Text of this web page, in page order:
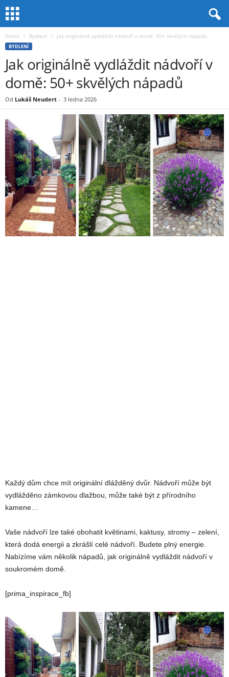
Domů Bydlení Jak originálně vydláždit nádvoří v domě: 50+ skvělých nápadů
BYDLENÍ
Jak originálně vydláždit nádvoří v
domě: 50+ skvělých nápadů
Od Lukáš Neudert - 3 ledna 2026
Každý dům chce mít originální dlážděný dvůr. Nádvoří může být
vydlážděno zámkovou dlažbou, může také být z přírodního
kamene…
Vaše nádvoří lze také obohatit květinami, kaktusy, stromy – zelení,
která dodá energii a zkrášlí celé nádvoří. Budete plný energie.
Nabízíme vám několik nápadů, jak originálně vydláždit nádvoří v
soukromém domě.
[prima_inspirace_fb]